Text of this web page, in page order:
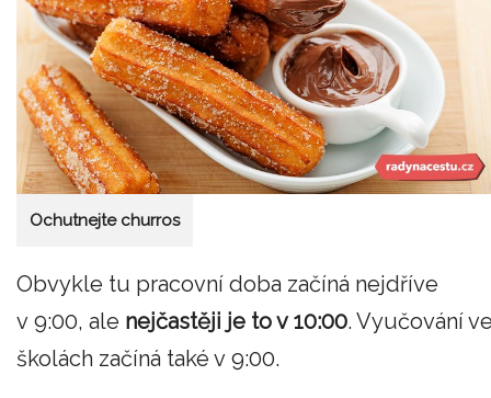
Ochutnejte churros
Obvykle tu pracovní doba začíná nejdříve
v 9:00, ale nejčastěji je to v 10:00. Vyučování
školách začíná také v 9:00.